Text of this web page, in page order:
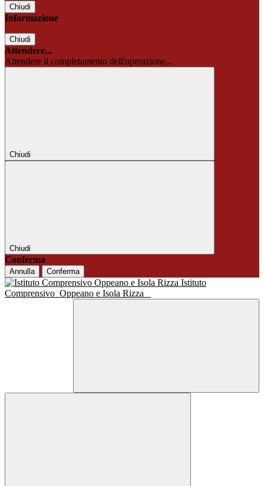
Chiudi
Informazione
Chiudi
Attendere...
Attendere il completamento dell'operazione...
Chiudi
Chiudi
Conferma
Annulla Conferma
Istituto
Comprensivo Oppeano e Isola Rizza